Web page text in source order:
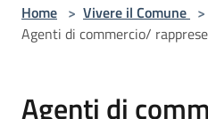
Home > Vivere il Comune >
Agenti di commercio/
Agenti di